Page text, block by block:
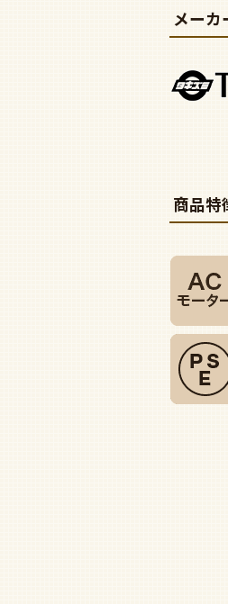
メーカ
商品特